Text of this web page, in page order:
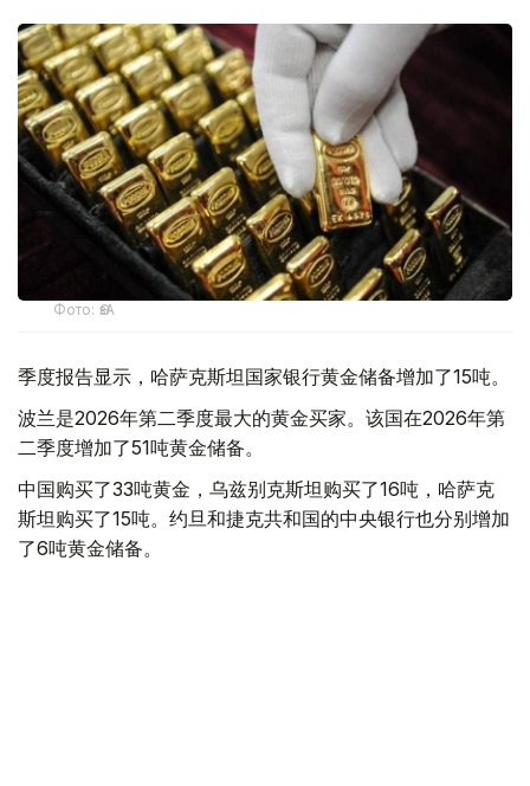
Фото: ӨзА
季度报告显示，哈萨克斯坦国家银行黄金储备增加了15吨。
波兰是2026年第二季度最大的黄金买家。该国在2026年第
二季度增加了51吨黄金储备。
中国购买了33吨黄金，乌兹别克斯坦购买了16吨，哈萨克
斯坦购买了15吨。约旦和捷克共和国的中央银行也分别增加
了6吨黄金储备。